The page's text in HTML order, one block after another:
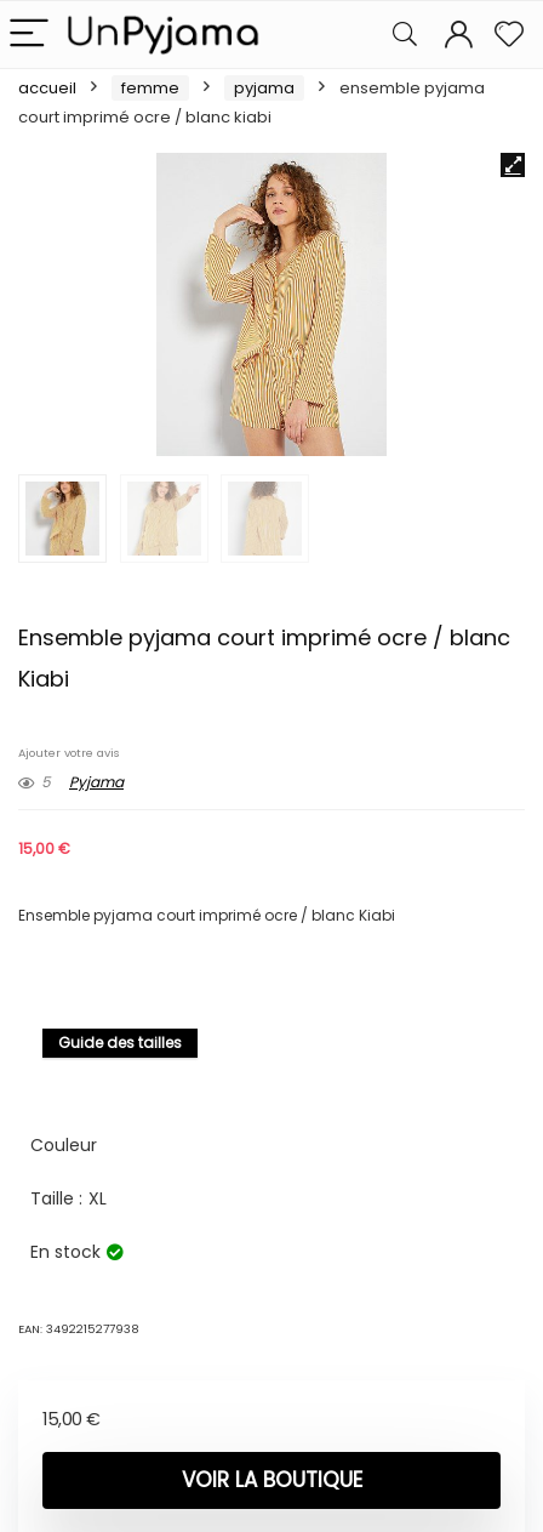
accueil femme pyjama
ensemble pyjama
court imprimé ocre / blanc kiabi
Ensemble pyjama court imprimé ocre / blanc
Kiabi
Ajouter votre avis
5 Pyjama
15,00€
Ensemble pyjama court imprimé ocre / blanc Kiabi
Guide des tailles
Couleur
Taille : XL
En stock
EAN: 3492215277938
15,00 €
VOIR LA BOUTIQUE